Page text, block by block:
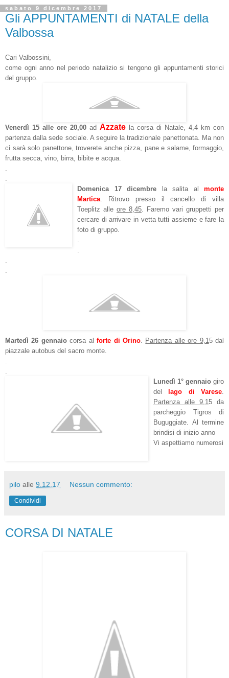
sabato 9 dicembre 2017
Gli APPUNTAMENTI di NATALE della
Valbossa
Cari Valbossini,
come ogni anno nel periodo natalizio si tengono gli appuntamenti storici
del gruppo.
Venerdì 15 alle ore 20,00 ad Azzate la corsa di Natale, 4,4 km con
partenza dalla sede sociale. A seguire la tradizionale panettonata. Ma non
ci sarà solo panettone, troverete anche pizza, pane e salame, formaggio,
frutta secca, vino, birra, bibite e acqua.
Domenica 17 dicembre la salita al monte
Martica . Ritrovo presso il cancello di villa
Toeplitz alle ore 8,45 . Faremo vari gruppetti per
cercare di arrivare in vetta tutti assieme e fare la
foto di gruppo.
Martedì 26 gennaiocorsa alforte di Orino. Partenza alle ore 9,15 dal
piazzale autobus del sacro monte.
Lunedì 1° gennaio giro
dellago di Varese
Partenza alle 9,15 da
parcheggio Tigros di
Buguggiate. Al termine
brindisi di inizio anno
Vi aspettiamo numerosi
pilo alle 9.12.17 Nessun commento:
Condividi
CORSA DI NATALE